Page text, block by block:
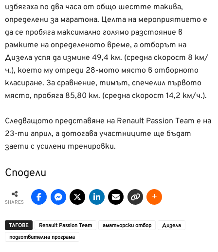
избягаха по два часа от общо шестте такива,
определени за маратона. Целта на мероприятието е
да се пробяга максимално голямо разстояние в
рамките на определеното време, а отборът на
Дизела успя да измине 49,4 км. (средна скорост 8 км/
ч.), което му отреди 28-мото място в отборното
класиране. За сравнение, тимът, спечелил първото
място, пробяга 85,80 км. (средна скорост 14,2 км/ч.).
Следващото представяне на Renault Passion Team е на
23-ти април, а дотогава участниците ще бъдат
заети с усилени тренировки.
Сподели
SHARES
ТАГОВЕ Renault Passion Team аматьорски отбор
Дизела
подготвителна програма